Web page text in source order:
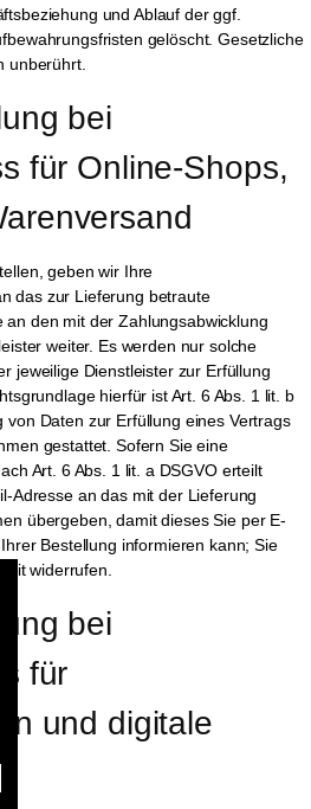
und Ablauf der ggf.
gelöscht. Gesetzliche
unberührt.
bei
für Online-Shops,
geben wir Ihre
das zur Lieferung betraute
den mit der Zahlungsabwicklung
weiter. Es werden nur solche
jeweilige Dienstleister zur Erfüllung
hierfür ist Art. 6 Abs. 1 lit. b
von Daten zur Erfüllung eines Vertrags
gestattet. Sofern Sie eine
Art. 6 Abs. 1 lit. a DSGVO erteilt
Adresse an das mit der Lieferung
übergeben, damit dieses Sie per E-
Bestellung informieren kann; Sie
widerrufen.
bei
für
und digitale